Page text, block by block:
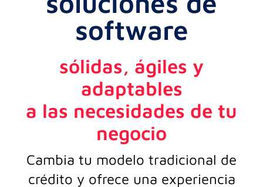
software
sólidas, ágiles y
adaptables
a las necesidades de tu
negocio
Cambia tu modelo tradicional de
crédito y ofrece una experiencia